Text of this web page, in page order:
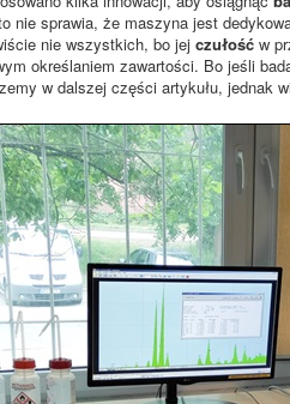
nie sprawia, że maszyna jest
nie wszystkich, bo jej czułość w
określaniem zawartości. Bo jeśli
w dalszej części artykułu, jednak